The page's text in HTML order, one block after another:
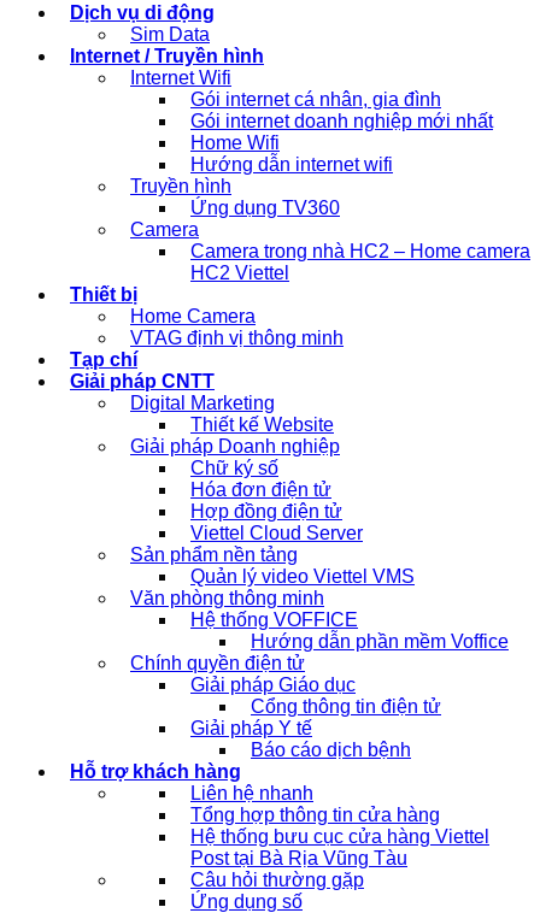
Dịch vụ di động
Sim Data
Internet / Truyền hình
Internet Wifi
Gói internet cá nhân, gia đình
Gói internet doanh nghiệp mới nhất
Home Wifi
Hướng dẫn internet wifi
Truyền hình
Ứng dụng TV360
Camera
Camera trong nhà HC2 – Home camera
HC2 Viettel
Thiết bị
Home Camera
VTAG định vị thông minh
Tạp chí
Giải pháp CNTT
Digital Marketing
Thiết kế Website
Giải pháp Doanh nghiệp
Chữ ký số
Hóa đơn điện tử
Hợp đồng điện tử
Viettel Cloud Server
Sản phẩm nền tảng
Quản lý video Viettel VMS
Văn phòng thông minh
Hệ thống VOFFICE
Hướng dẫn phần mềm Voffice
Chính quyền điện tử
Giải pháp Giáo dục
Cổng thông tin điện tử
Giải pháp Y tế
Báo cáo dịch bệnh
Hỗ trợ khách hàng
Liên hệ nhanh
Tổng hợp thông tin cửa hàng
Hệ thống bưu cục cửa hàng Viettel
Post tại Bà Rịa Vũng Tàu
Câu hỏi thường gặp
Ứng dụng số